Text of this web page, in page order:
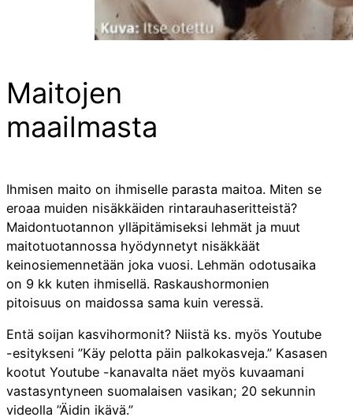
Maitojen
maailmasta
Ihmisen maito on ihmiselle parasta maitoa. Miten se
eroaa muiden nisäkkäiden rintarauhaseritteistä?
Maidontuotannon ylläpitämiseksi lehmät ja muut
maitotuotannossa hyödynnetyt nisäkkäät
keinosiemennetään joka vuosi. Lehmän odotusaika
on 9 kk kuten ihmisellä. Raskaushormonien
pitoisuus on maidossa sama kuin veressä.
Entä soijan kasvihormonit? Niistä ks. myös Youtube
-esitykseni ”Käy pelotta päin palkokasveja.” Kasasen
kootut Youtube -kanavalta näet myös kuvaamani
vastasyntyneen suomalaisen vasikan; 20 sekunnin
videolla ”Äidin ikävä.”